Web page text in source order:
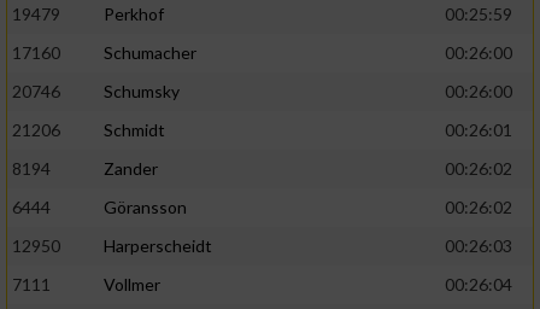
19479
Perkhof
00:25:59
17160
Schumacher
00:26:00
20746
Schumsky
00:26:00
21206
Schmidt
00:26:01
8194
Zander
00:26:02
6444
Göransson
00:26:02
12950
Harperscheidt
00:26:03
7111
Vollmer
00:26:04
Informationen identifizieren
Nicht-IAB-Verarbeitungszwecke:
Funktional